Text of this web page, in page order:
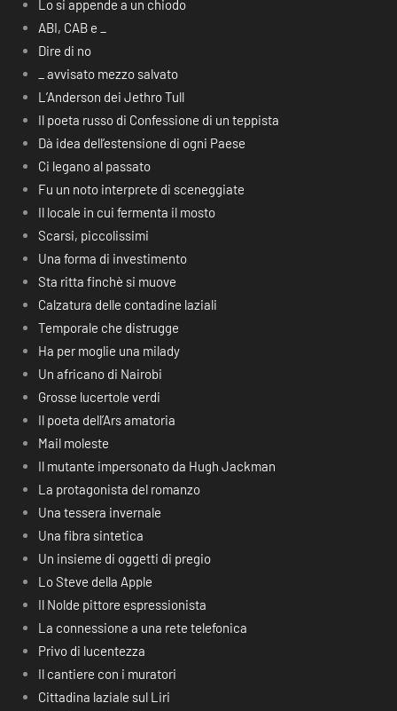
Lo si appende a un chiodo
ABI, CAB e _
Dire di no
_ avvisato mezzo salvato
L’Anderson dei Jethro Tull
Il poeta russo di Confessione di un teppista
Dà idea dell’estensione di ogni Paese
Ci legano al passato
Fu un noto interprete di sceneggiate
Il locale in cui fermenta il mosto
Scarsi, piccolissimi
Una forma di investimento
Sta ritta finchè si muove
Calzatura delle contadine laziali
Temporale che distrugge
Ha per moglie una milady
Un africano di Nairobi
Grosse lucertole verdi
Il poeta dell’Ars amatoria
Mail moleste
Il mutante impersonato da Hugh Jackman
La protagonista del romanzo
Una tessera invernale
Una fibra sintetica
Un insieme di oggetti di pregio
Lo Steve della Apple
Il Nolde pittore espressionista
La connessione a una rete telefonica
Privo di lucentezza
Il cantiere con i muratori
Cittadina laziale sul Liri